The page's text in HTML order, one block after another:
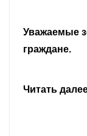
Уважаемые
граждане.
Читать